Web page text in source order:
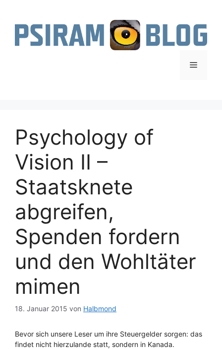
springen
Menü
Psychology of
Vision II –
Staatsknete
abgreifen,
Spenden fordern
und den Wohltäter
mimen
18. Januar 2015 von Halbmond
Bevor sich unsere Leser um ihre Steuergelder sorgen: das
findet nicht hierzulande statt, sondern in Kanada.